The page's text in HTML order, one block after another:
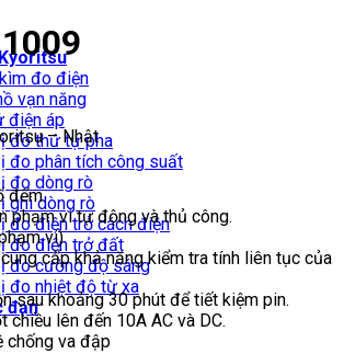
đo điện
vạn năng
điện áp
đo thứ tự pha
đo phân tích công suất
đo dòng rò
ghi dòng rò
đo điện trở cách điện
đo điện trở đất
đo cường độ sáng
đo nhiệt độ từ xa
đạn
– Nhật
đếm.
phạm vi tự động và thủ công.
vi)
cấp khả năng kiểm tra tính liên tục của
sau khoảng 30 phút để tiết kiệm pin.
chiều lên đến 10A AC và DC.
chống va đập